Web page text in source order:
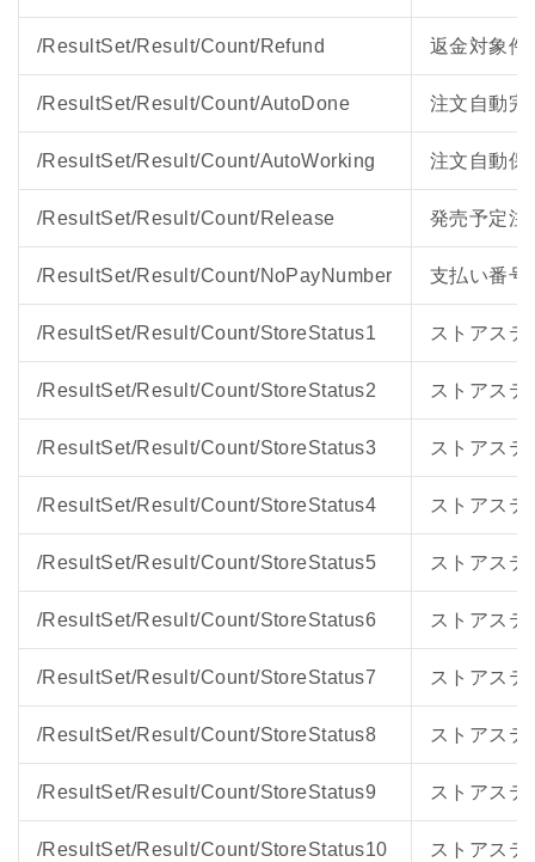
/ResultSet/Result/Count/Refund 返金対象件
/ResultSet/Result/Count/AutoDone 注文自動完
/ResultSet/Result/Count/AutoWorking 注文自動保
/ResultSet/Result/Count/Release 発売予定注
/ResultSet/Result/Count/NoPayNumber 支払い番号
/ResultSet/Result/Count/StoreStatus1 ストアス
/ResultSet/Result/Count/StoreStatus2 ストアス
/ResultSet/Result/Count/StoreStatus3 ストアス
/ResultSet/Result/Count/StoreStatus4 ストアス
/ResultSet/Result/Count/StoreStatus5 ストアス
/ResultSet/Result/Count/StoreStatus6 ストアス
/ResultSet/Result/Count/StoreStatus7 ストアス
/ResultSet/Result/Count/StoreStatus8 ストアス
/ResultSet/Result/Count/StoreStatus9 ストアス
/ResultSet/Result/Count/StoreStatus10 ストアス